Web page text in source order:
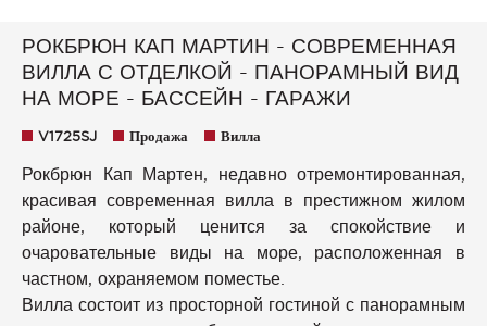
РОКБРЮН КАП МАРТИН - СОВРЕМЕННАЯ
ВИЛЛА С ОТДЕЛКОЙ - ПАНОРАМНЫЙ ВИД
НА МОРЕ - БАССЕЙН - ГАРАЖИ
V1725SJ Продажа Вилла
Рокбрюн Кап Мартен, недавно отремонтированная,
красивая современная вилла в престижном жилом
районе, который ценится за спокойствие и
очаровательные виды на море, расположенная в
частном, охраняемом поместье.
Вилла состоит из просторной гостиной с панорамным